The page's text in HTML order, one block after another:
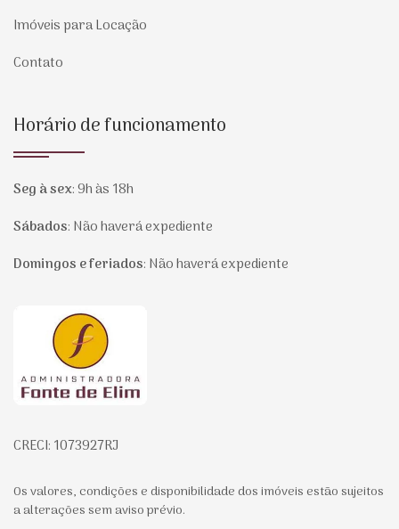
Imóveis para Locação
Contato
Horário de funcionamento
Seg à sex:9h às 18h
Sábados: Não haverá expediente
Domingos e feriados: Não haverá expediente
Página inicial
CRECI: 1073927RJ
Os valores, condições e disponibilidade dos imóveis estão sujeitos
a alterações sem aviso prévio.